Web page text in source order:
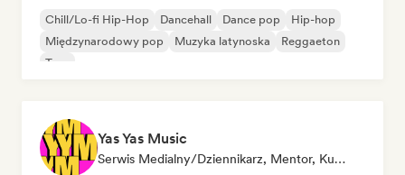
Chill/Lo-fi Hip-Hop Dancehall Dance pop
Hip-hop
Międzynarodowy pop
Muzyka latynoska
Reggaeton
Trap
Yas Yas Music
Serwis Medialny/Dziennikarz, Mentor, Kurator Playlisty, Influencer W Mediach Społecznościowych